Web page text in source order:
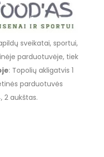
sveikatai, sportui,
parduotuvėje, tiek
: Topolių akligatvis 1
parduotuvės
2 aukštas.